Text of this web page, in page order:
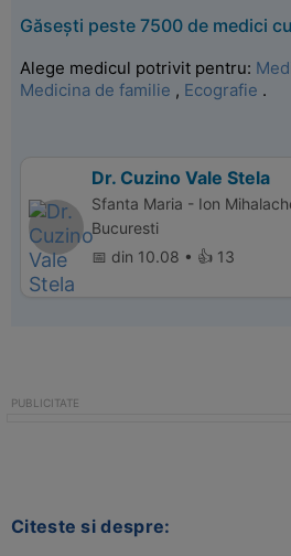
Găsești peste 7500 de medici
Alege medicul potrivit pentru:
Medicina de familie , Ecografie .
Dr. Cuzino Vale Stela
Sfanta Maria - Ion
Bucuresti
📅 din 10.08 • 👍 13
Citeste si despre: